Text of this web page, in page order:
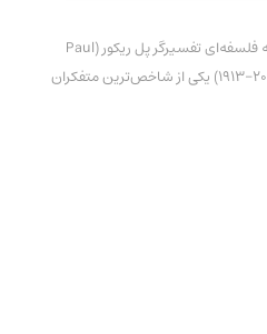
پل ریکور و پروژهٔ تأویل: درآمدی به فلسفه‌ای تفسیرگر پل ریکور (Paul
Ricœur) فیلسوف فرانسوی (۲۰۰۵–۱۹۱۳) یکی از شاخص‌ترین متفکران